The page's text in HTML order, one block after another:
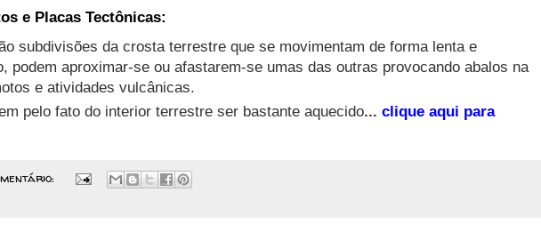
e Placas Tectônicas:
subdivisões da crosta terrestre que se movimentam de forma lenta e
podem aproximar-se ou afastarem-se umas das outras provocando abalos na
e atividades vulcânicas.
pelo fato do interior terrestre ser bastante aquecido... clique aqui para